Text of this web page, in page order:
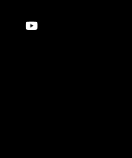
YouTube